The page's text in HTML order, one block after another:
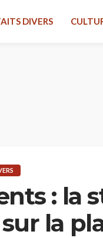
DIVERS
: la
la